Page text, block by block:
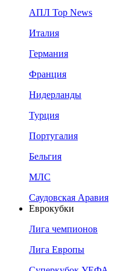
АПЛ Top News
Италия
Германия
Франция
Нидерланды
Турция
Португалия
Бельгия
МЛС
Саудовская Аравия
Еврокубки
Лига чемпионов
Лига Европы